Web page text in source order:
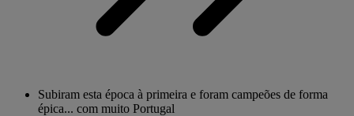
Subiram esta época à primeira e foram campeões de forma
épica... com muito Portugal